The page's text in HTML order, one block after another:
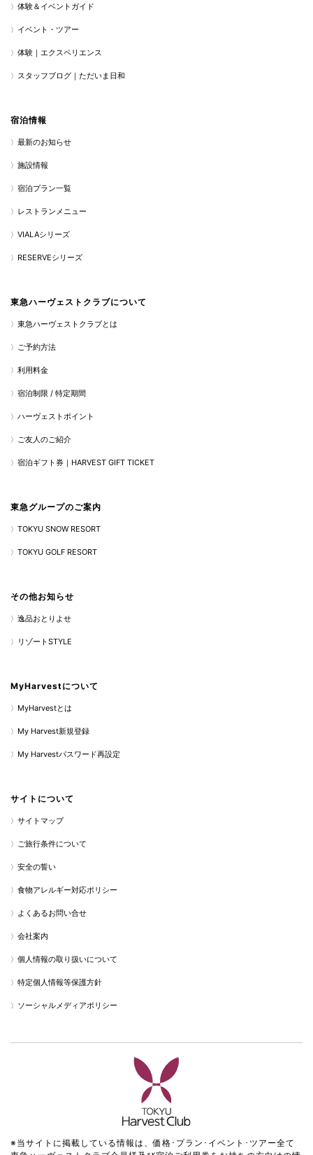
体験＆イベントガイド
イベント・ツアー
体験｜エクスペリエンス
スタッフブログ｜ただいま日和
宿泊情報
最新のお知らせ
施設情報
宿泊プラン一覧
レストランメニュー
VIALAシリーズ
RESERVEシリーズ
東急ハーヴェストクラブについて
東急ハーヴェストクラブとは
ご予約方法
利用料金
宿泊制限 / 特定期間
ハーヴェストポイント
ご友人のご紹介
宿泊ギフト券｜HARVEST GIFT TICKET
東急グループのご案内
TOKYU SNOW RESORT
TOKYU GOLF RESORT
その他お知らせ
逸品おとりよせ
リゾートSTYLE
MyHarvestについて
MyHarvestとは
My Harvest新規登録
My Harvestパスワード再設定
サイトについて
サイトマップ
ご旅行条件について
安全の誓い
食物アレルギー対応ポリシー
よくあるお問い合せ
会社案内
個人情報の取り扱いについて
特定個人情報等保護方針
ソーシャルメディアポリシー
※当サイトに掲載している情報は、価格･プラン･イベント･ツアー全て